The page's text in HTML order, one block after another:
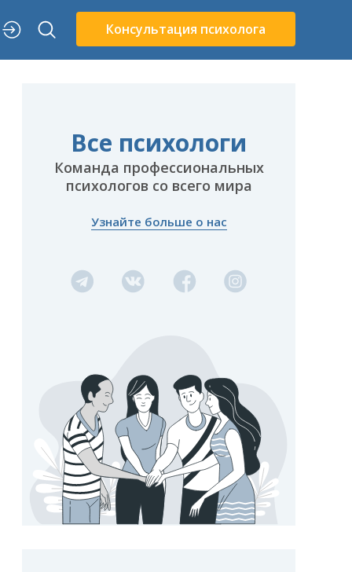
Консультация психолога
Все психологи
Команда профессиональных
психологов со всего мира
Узнайте больше о нас